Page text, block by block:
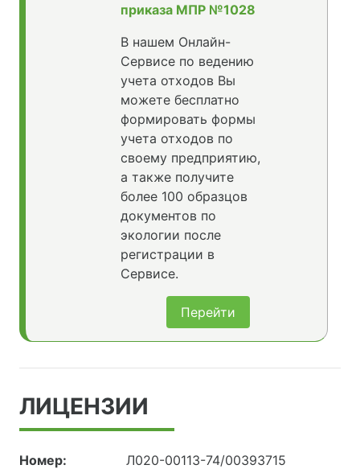
приказа МПР №1028
В нашем Онлайн-
Сервисе по ведению
учета отходов Вы
можете бесплатно
формировать формы
учета отходов по
своему предприятию,
а также получите
более 100 образцов
документов по
экологии после
регистрации в
Сервисе.
Перейти
ЛИЦЕНЗИИ
Номер: Л020-00113-74/00393715